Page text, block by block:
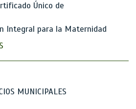
Único de
Integral para la Maternidad
MUNICIPALES